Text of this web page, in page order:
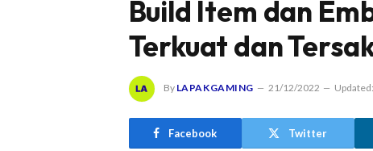
Build Item dan
Terkuat dan
By LAPAKGAMING 21/12/2022 Updated:
Facebook Twitter